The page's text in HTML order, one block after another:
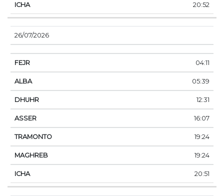
20:52
26/07/2026
04:11
05:39
12:31
16:07
19:24
19:24
20:51